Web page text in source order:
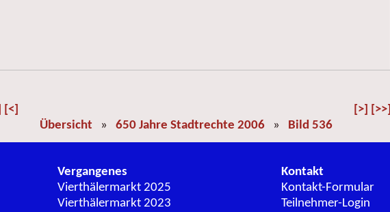
[<] [>] [>>]
Übersicht » 650 Jahre Stadtrechte 2006 » Bild 536
Vergangenes
Vierthälermarkt 2025
Vierthälermarkt 2023
Kontakt
Kontakt-Formular
Teilnehmer-Login